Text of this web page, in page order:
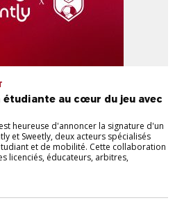
au cœur du jeu avec
heureuse d'annoncer la signature d'un
et Sweetly, deux acteurs spécialisés
et de mobilité. Cette collaboration
licenciés, éducateurs, arbitres,